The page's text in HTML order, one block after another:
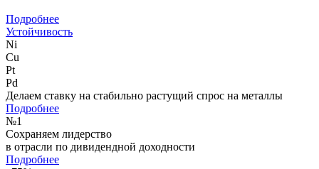
Подробнее
Устойчивость
Ni
Cu
Pt
Pd
Делаем ставку на стабильно растущий спрос на металлы
Подробнее
№1
Сохраняем лидерство
в отрасли по дивидендной доходности
Подробнее